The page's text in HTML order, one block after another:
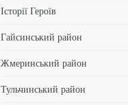
Історії Героїв
Гайсинський район
Жмеринський район
Тульчинський район